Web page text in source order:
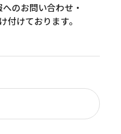
のお問い合わせ・
付けております。